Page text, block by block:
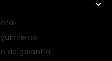
de garantía